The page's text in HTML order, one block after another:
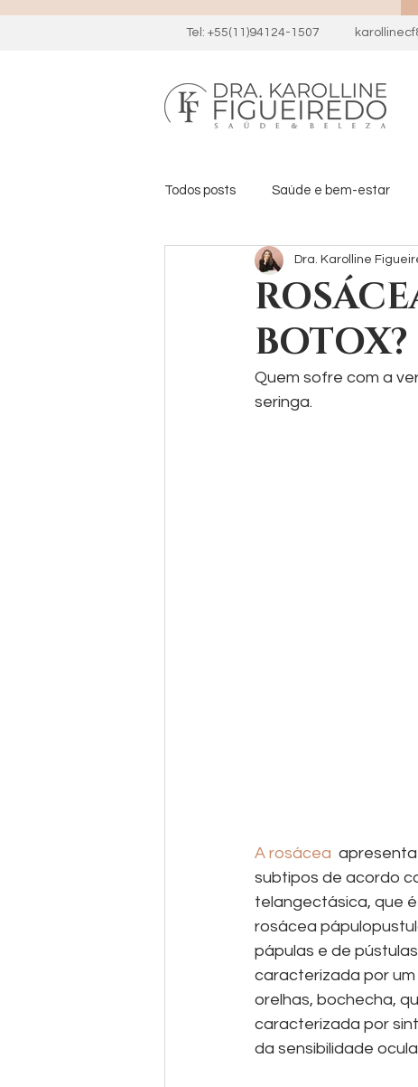
Tel: +55(11)94124-1507
Todos posts Saúde e bem-estar
BOTOX?
Dra. Karolline
Quem sofre com a
seringa.
A rosácea
subtipos de acordo
telangectásica, que
rosácea
pápulas e de
caracterizada por
orelhas, bochecha,
caracterizada por
da sensibilidade